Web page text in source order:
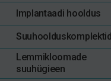
Implantaadi hooldus
Suuhoolduskomplektid
Lemmikloomade
suuhügieen